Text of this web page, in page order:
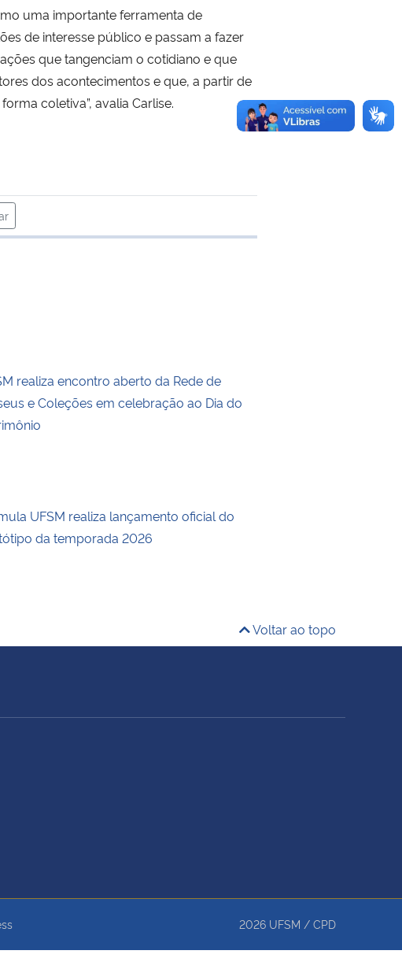
uma importante ferramenta de
de interesse público e passam a fazer
que tangenciam o cotidiano e que
dos acontecimentos e que, a partir de
coletiva”, avalia Carlise.
área de transferência
realiza encontro aberto da Rede de
e Coleções em celebração ao Dia do
UFSM realiza lançamento oficial do
da temporada 2026
Voltar ao topo
2026 UFSM / CPD